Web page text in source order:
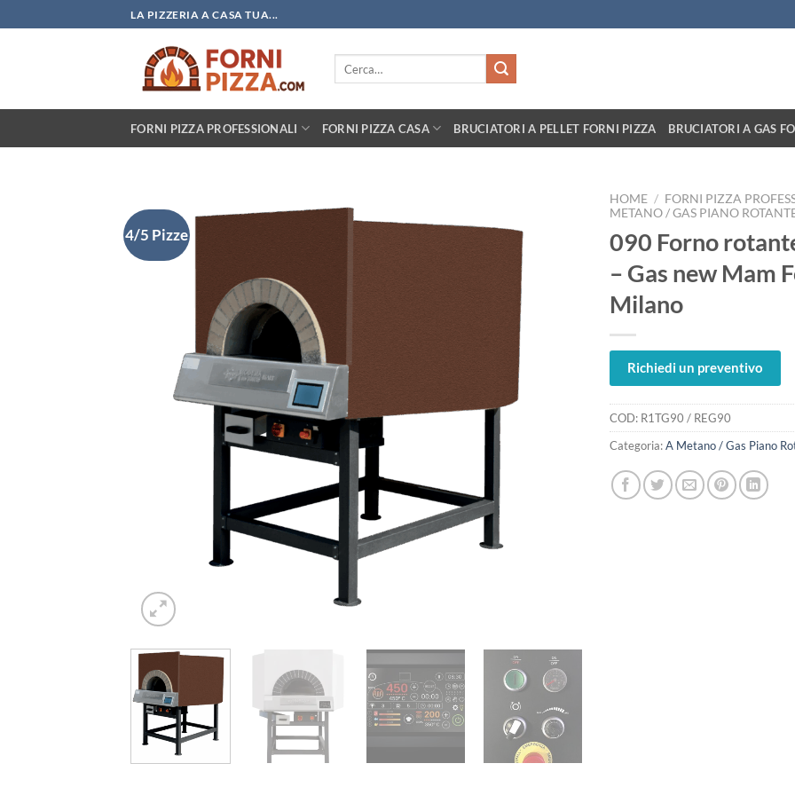
ai
LA PIZZERIA A CASA TUA...
FORNI PIZZA PROFESSIONALI FORNI PIZZA CASA BRUCIATORI A PELLET FORNI PIZZA BRUCIATORI A GAS
4/5 Pizze
HOME / FORNI PIZZA
METANO / GAS PIANO
090 Forno
– Gas new Mam
Milano
Richiedi un preventivo
COD: R1TG90 / REG90
Categoria:A Metano / Gas Piano